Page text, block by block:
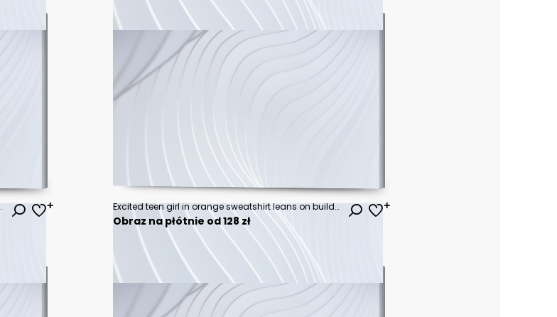
selfie on street Excited teen girl in orange sweatshirt leans on building and holds smartphone. Joyful woman in stylish hipster outfit smiles outside.
Obraz na płótnie od 128 zł